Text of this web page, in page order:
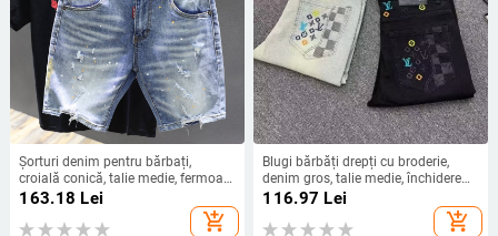
Șorturi denim pentru bărbați,
croială conică, talie medie, fermoar
frontal, material din denim de
163.18 Lei
add_shopping_cart
Blugi bărbăți drepți cu broderie,
denim gros, talie medie, închidere
cu șiret, purtare zilnică
116.97 Lei
add_shopping_cart